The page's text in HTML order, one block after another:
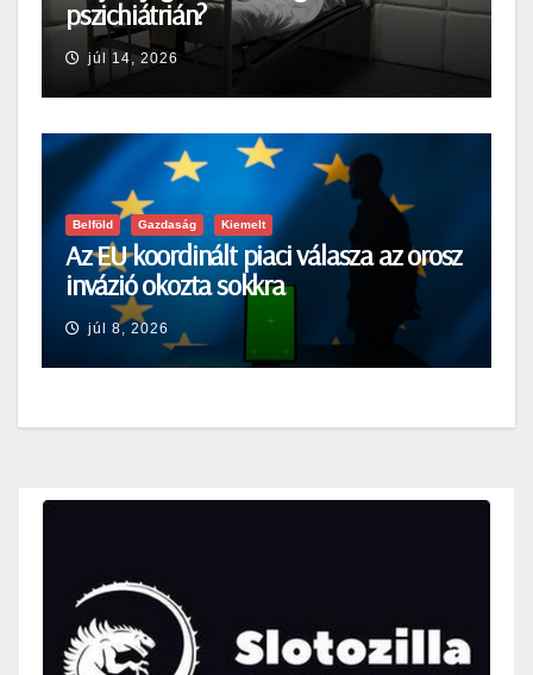
pszichiátrián?
júl 14, 2026
Belföld Gazdaság Kiemelt
Az EU koordinált piaci válasza az orosz
invázió okozta sokkra
júl 8, 2026